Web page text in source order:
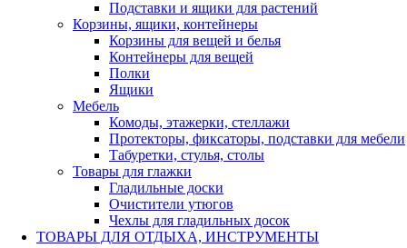
Подставки и ящики для растений
Корзины, ящики, контейнеры
Корзины для вещей и белья
Контейнеры для вещей
Полки
Ящики
Мебель
Комоды, этажерки, стеллажи
Протекторы, фиксаторы, подставки для мебели
Табуретки, стулья, столы
Товары для глажки
Гладильные доски
Очистители утюгов
Чехлы для гладильных досок
ТОВАРЫ ДЛЯ ОТДЫХА, ИНСТРУМЕНТЫ